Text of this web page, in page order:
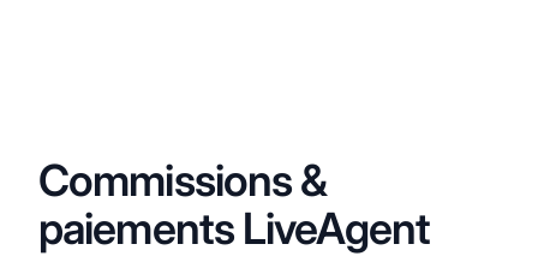
Commissions &
paiements LiveAgent